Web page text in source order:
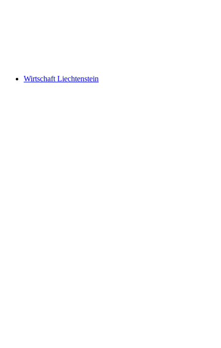
Wirtschaft Liechtenstein